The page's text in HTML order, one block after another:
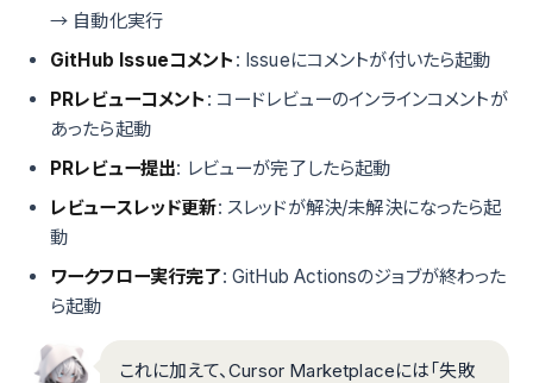
→ 自動化実行
GitHub Issueコメント: Issueにコメントが付いたら起動
PRレビューコメント: コードレビューのインラインコメントが
あったら起動
PRレビュー提出: レビューが完了したら起動
レビュースレッド更新: スレッドが解決/未解決になったら起
動
ワークフロー実行完了: GitHub Actionsのジョブが終わった
ら起動
これに加えて、Cursor Marketplaceには「失敗